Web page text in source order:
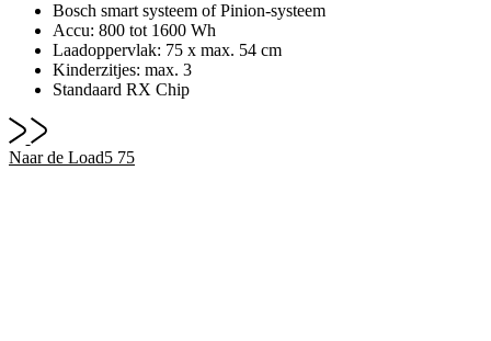
Bosch smart systeem of Pinion-systeem
Accu: 800 tot 1600 Wh
Laadoppervlak: 75 x max. 54 cm
Kinderzitjes: max. 3
Standaard RX Chip
Naar de Load5 75